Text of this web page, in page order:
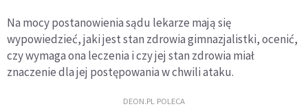
Na mocy postanowienia sądu lekarze mają się
wypowiedzieć, jaki jest stan zdrowia gimnazjalistki, ocenić,
czy wymaga ona leczenia i czy jej stan zdrowia miał
znaczenie dla jej postępowania w chwili ataku.
DEON.PL POLECA